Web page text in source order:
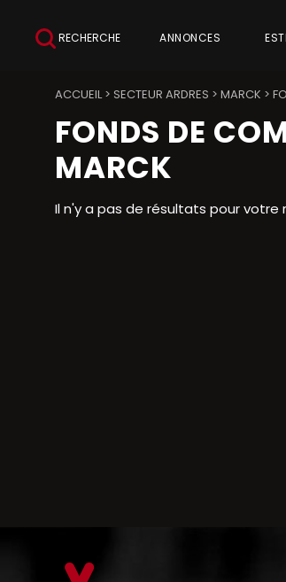
RECHERCHE ANNONCES
ACCUEIL> SECTEUR ARDRES > MARCK >
FONDS DE
MARCK
Il n'y a pas de résultats pour votre